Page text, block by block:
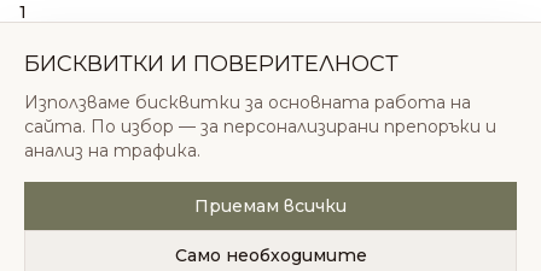
1
sales@odonatacosmetics.com
Нед: 11:00 – 18:00
© 2026 Одоната Козметикс ООД. Всички права
запазени.
Политика за поверителностОбщи условия
БИСКВИТКИ И ПОВЕРИТЕЛНОСТ
Използваме бисквитки за основната работа на
сайта. По избор — за персонализирани препоръки и
анализ на трафика.
Приемам всички
Само необходимите